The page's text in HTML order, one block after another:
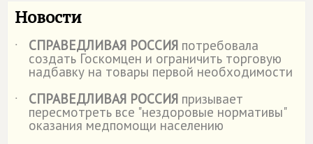
Новости
˙ СПРАВЕДЛИВАЯ РОССИЯ потребовала
создать Госкомцен и ограничить торговую
надбавку на товары первой необходимости
˙
СПРАВЕДЛИВАЯ РОССИЯ призывает
пересмотреть все "нездоровые нормативы"
оказания медпомощи населению